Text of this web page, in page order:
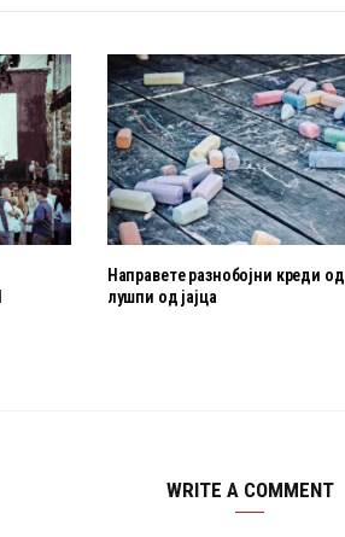
Направете разнобојни креди од
лушпи од јајца
WRITE A COMMENT